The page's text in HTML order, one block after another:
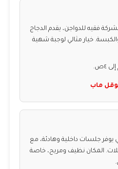
فقيه للدواجن، يقدم الدجاج
خيار مثالي لوجبة شهية
ماب
جلسات داخلية وهادئة، مع
المكان نظيف ومريح، خاصة